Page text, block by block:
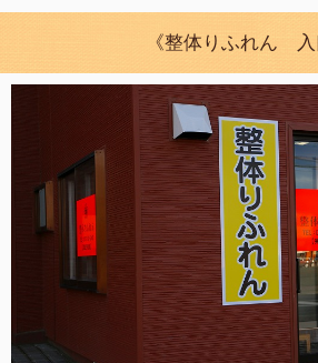
《整体りふれん 入